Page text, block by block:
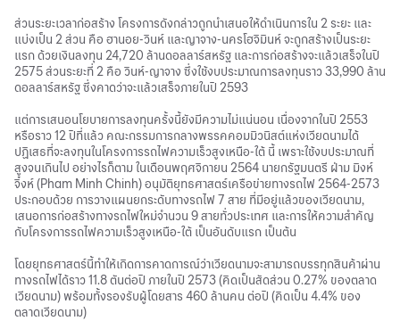
ส่วนระยะเวลาก่อสร้าง โครงการดังกล่าวถูกนำเสนอให้ดำเนินการใน 2 ระยะ และ
แบ่งเป็น 2 ส่วน คือ ฮานอย-วินห์ และญาจาง-นครโฮจิมินห์ จะถูกสร้างเป็นระยะ
แรก ด้วยเงินลงทุน 24,720 ล้านดอลลาร์สหรัฐ และการก่อสร้างจะแล้วเสร็จในปี
2575 ส่วนระยะที่ 2 คือ วินห์-ญาจาง ซึ่งใช้งบประมาณการลงทุนราว 33,990 ล้าน
ดอลลาร์สหรัฐ ซึ่งคาดว่าจะแล้วเสร็จภายในปี 2593
แต่การเสนอนโยบายการลงทุนครั้งนี้ยังมีความไม่แน่นอน เนื่องจากในปี 2553
หรือราว 12 ปีที่แล้ว คณะกรรมการกลางพรรคคอมมิวนิสต์แห่งเวียดนามได้
ปฏิเสธที่จะลงทุนในโครงการรถไฟความเร็วสูงเหนือ-ใต้ นี้ เพราะใช้งบประมาณที่
สูงจนเกินไป อย่างไรก็ตาม ในเดือนพฤศจิกายน 2564 นายกรัฐมนตรี ฝ่าม มิงห์
จิ๋งห์ (Pham Minh Chinh) อนุมัติยุทธศาสตร์เครือข่ายทางรถไฟ 2564-2573
ประกอบด้วย การวางแผนยกระดับทางรถไฟ 7 สาย ที่มีอยู่แล้วของเวียดนาม,
เสนอการก่อสร้างทางรถไฟใหม่จำนวน 9 สายทั่วประเทศ และการให้ความสำคัญ
กับโครงการรถไฟความเร็วสูงเหนือ-ใต้ เป็นอันดับแรก เป็นต้น
โดยยุทธศาสตร์นี้ทำให้เกิดการคาดการณ์ว่าเวียดนามจะสามารถบรรทุกสินค้าผ่าน
ทางรถไฟได้ราว 11.8 ตันต่อปี ภายในปี 2573 (คิดเป็นสัดส่วน 0.27% ของตลาด
เวียดนาม) พร้อมทั้งรองรับผู้โดยสาร 460 ล้านคน ต่อปี (คิดเป็น 4.4% ของ
ตลาดเวียดนาม)